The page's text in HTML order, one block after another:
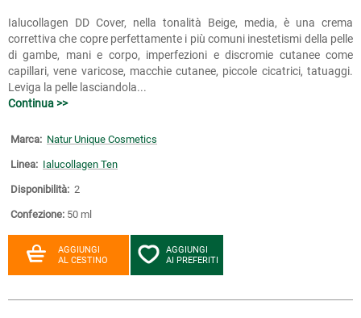
Ialucollagen DD Cover, nella tonalità Beige, media, è una crema
correttiva che copre perfettamente i più comuni inestetismi della pelle
di gambe, mani e corpo, imperfezioni e discromie cutanee come
capillari, vene varicose, macchie cutanee, piccole cicatrici, tatuaggi.
Leviga la pelle lasciandola...
Continua >>
Marca: Natur Unique Cosmetics
Linea: Ialucollagen Ten
Disponibilità: 2
Confezione: 50 ml
AGGIUNGI
AL CESTINO
AGGIUNGI
AI PREFERITI